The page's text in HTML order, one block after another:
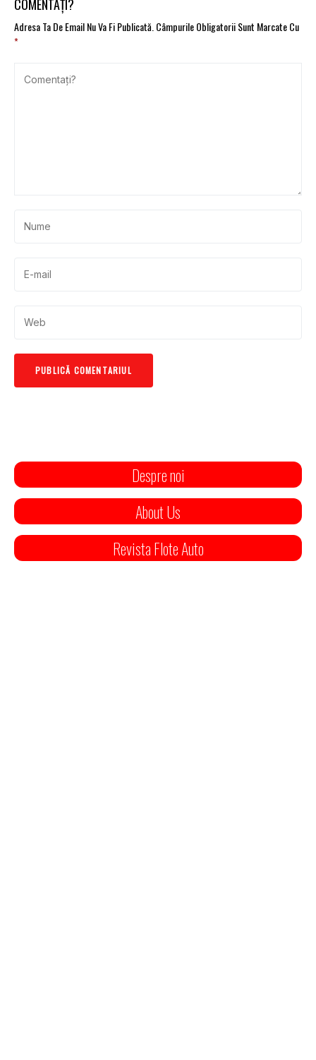
COMENTAȚI?
Adresa Ta De Email Nu Va Fi Publicată.Câmpurile Obligatorii Sunt Marcate Cu
*
Despre noi
About Us
Revista Flote Auto